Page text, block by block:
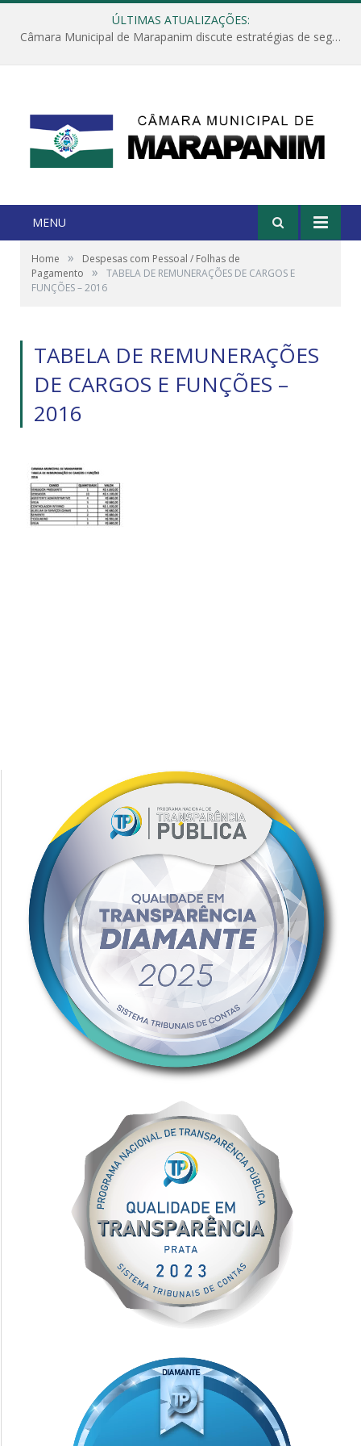
ÚLTIMAS ATUALIZAÇÕES:
Câmara Municipal de Marapanim discute estratégias de segurança com autoridades e poder executivo
MENU
Home »
Despesas com Pessoal / Folhas de
Pagamento
»
TABELA DE REMUNERAÇÕES DE CARGOS E
FUNÇÕES – 2016
TABELA DE REMUNERAÇÕES
DE CARGOS E FUNÇÕES –
2016